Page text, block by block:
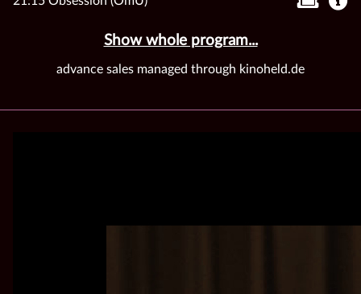
Show whole program...
advance sales managed through kinoheld.de